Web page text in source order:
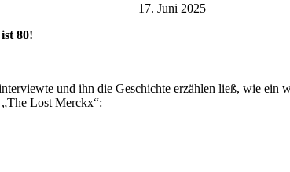
17. Juni 2025
80!
und ihn die Geschichte erzählen ließ, wie ein
Lost Merckx“: